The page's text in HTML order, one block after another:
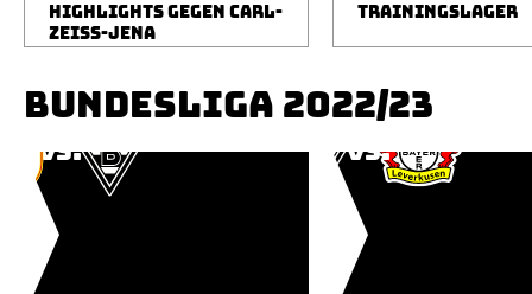
HIGHLIGHTS GEGEN CARL-
ZEISS-JENA
TRAININGSLAGER
BUNDESLIGA 2022/23